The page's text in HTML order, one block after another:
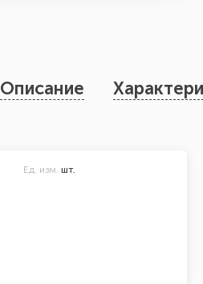
Описание
Ед. изм. шт.